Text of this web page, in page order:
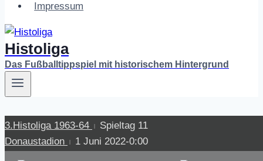
Impressum
Histoliga
Das Fußballtippspiel mit historischem Hintergrund
3.Histoliga 1963-64
Spieltag 11
Donaustadion
1 Juni 2022-0:00